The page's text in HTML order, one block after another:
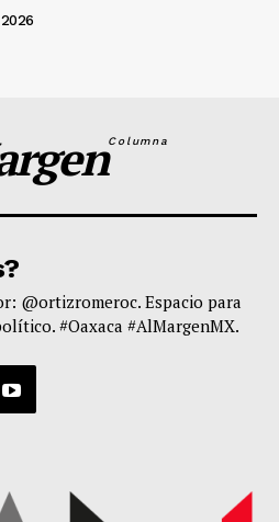
Columna
@ortizromeroc. Espacio para
#Oaxaca #AlMargenMX.